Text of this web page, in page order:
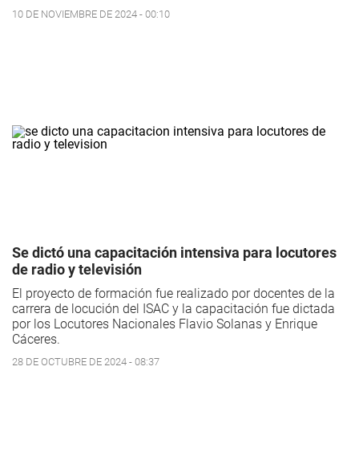
10 DE NOVIEMBRE DE 2024 - 00:10
Se dictó una capacitación intensiva para locutores
de radio y televisión
El proyecto de formación fue realizado por docentes de la
carrera de locución del ISAC y la capacitación fue dictada
por los Locutores Nacionales Flavio Solanas y Enrique
Cáceres.
28 DE OCTUBRE DE 2024 - 08:37